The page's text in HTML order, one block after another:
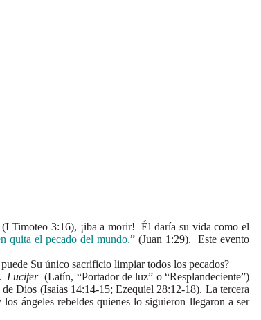
Timoteo 3:16), ¡iba a morir! Él daría su vida como el
quita el pecado del mundo.” (Juan 1:29). Este evento
Su único sacrificio limpiar todos los pecados?
Lucifer(Latín, “Portador de luz” o “Resplandeciente”)
Dios (Isaías 14:14-15; Ezequiel 28:12-18). La tercera
ángeles rebeldes quienes lo siguieron llegaron a ser